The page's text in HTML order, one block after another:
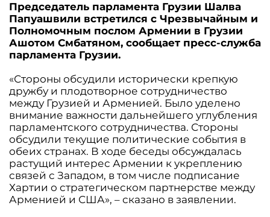
Председатель парламента Грузии Шалва
Папуашвили встретился с Чрезвычайным и
Полномочным послом Армении в Грузии
Ашотом Смбатяном, сообщает пресс-служба
парламента Грузии.
«Стороны обсудили исторически крепкую
дружбу и плодотворное сотрудничество
между Грузией и Арменией. Было уделено
внимание важности дальнейшего углубления
парламентского сотрудничества. Стороны
обсудили текущие политические события в
обеих странах. В ходе беседы обсуждалась
растущий интерес Армении к укреплению
связей с Западом, в том числе подписание
Хартии о стратегическом партнерстве между
Арменией и США», – сказано в заявлении.